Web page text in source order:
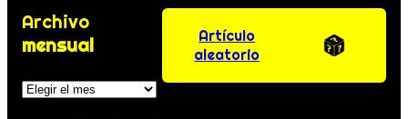
Archivo
mensual
Archivos
Artículo
aleatorio